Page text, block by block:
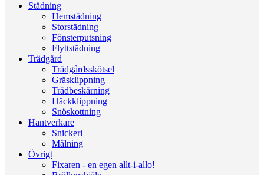
Städning
Hemstädning
Storstädning
Fönsterputsning
Flyttstädning
Trädgård
Trädgårdsskötsel
Gräsklippning
Trädbeskärning
Häckklippning
Snöskottning
Hantverkare
Snickeri
Målning
Övrigt
Fixaren - en egen allt-i-allo!